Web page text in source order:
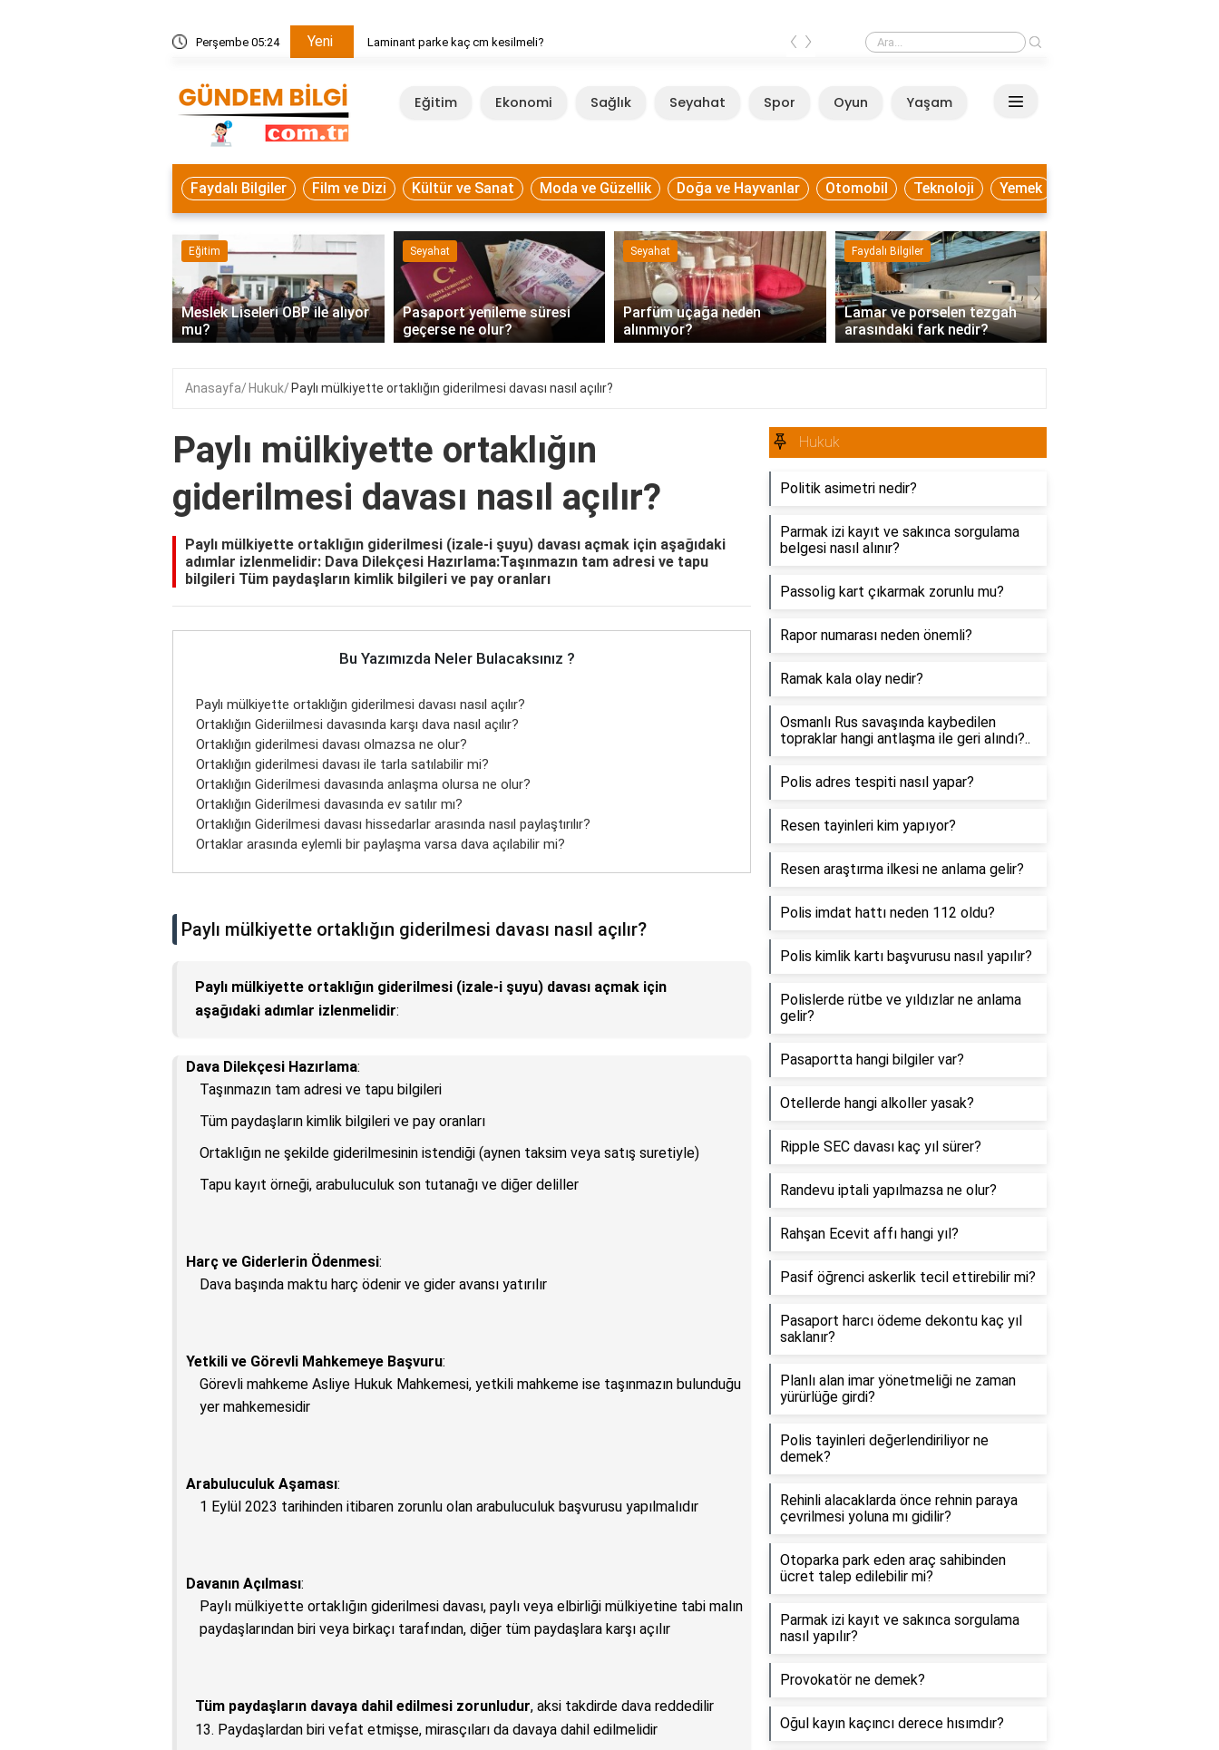
Perşembe 05:24 Yeni Laminant parke kaç cm kesilmeli? Lamar ve porselen tezgah arasındaki fark nedir?
‹ ›
Eğitim Ekonomi Sağlık Seyahat Spor Oyun Yaşam
Faydalı Bilgiler Film ve Dizi Kültür ve Sanat Moda ve Güzellik Doğa ve Hayvanlar Otomobil Teknoloji Yemek
Eğitim
Meslek Liseleri OBP ile alıyor
mu?
Seyahat
Pasaport yenileme süresi
geçerse ne olur?
Seyahat
Parfüm uçağa neden
alınmıyor?
Faydalı Bilgiler
Lamar ve porselen tezgah
arasındaki fark nedir?
‹ ›
Anasayfa Hukuk Paylı mülkiyette ortaklığın giderilmesi davası nasıl açılır?
Paylı mülkiyette ortaklığın
giderilmesi davası nasıl açılır?
Paylı mülkiyette ortaklığın giderilmesi (izale-i şuyu) davası açmak için aşağıdaki
adımlar izlenmelidir: Dava Dilekçesi Hazırlama:Taşınmazın tam adresi ve tapu
bilgileri Tüm paydaşların kimlik bilgileri ve pay oranları
Bu Yazımızda Neler Bulacaksınız ?
Paylı mülkiyette ortaklığın giderilmesi davası nasıl açılır?
Ortaklığın Gideriilmesi davasında karşı dava nasıl açılır?
Ortaklığın giderilmesi davası olmazsa ne olur?
Ortaklığın giderilmesi davası ile tarla satılabilir mi?
Ortaklığın Giderilmesi davasında anlaşma olursa ne olur?
Ortaklığın Giderilmesi davasında ev satılır mı?
Ortaklığın Giderilmesi davası hissedarlar arasında nasıl paylaştırılır?
Ortaklar arasında eylemli bir paylaşma varsa dava açılabilir mi?
Paylı mülkiyette ortaklığın giderilmesi davası nasıl açılır?
Paylı mülkiyette ortaklığın giderilmesi (izale-i şuyu) davası açmak için
aşağıdaki adımlar izlenmelidir:
Dava Dilekçesi Hazırlama:
Taşınmazın tam adresi ve tapu bilgileri
Tüm paydaşların kimlik bilgileri ve pay oranları
Ortaklığın ne şekilde giderilmesinin istendiği (aynen taksim veya satış suretiyle)
Tapu kayıt örneği, arabuluculuk son tutanağı ve diğer deliller
Harç ve Giderlerin Ödenmesi:
Dava başında maktu harç ödenir ve gider avansı yatırılır
Yetkili ve Görevli Mahkemeye Başvuru:
Görevli mahkeme Asliye Hukuk Mahkemesi, yetkili mahkeme ise taşınmazın bulunduğu
yer mahkemesidir
Arabuluculuk Aşaması:
1 Eylül 2023 tarihinden itibaren zorunlu olan arabuluculuk başvurusu yapılmalıdır
Davanın Açılması:
Paylı mülkiyette ortaklığın giderilmesi davası, paylı veya elbirliği mülkiyetine tabi malın
paydaşlarından biri veya birkaçı tarafından, diğer tüm paydaşlara karşı açılır
Tüm paydaşların davaya dahil edilmesi zorunludur, aksi takdirde dava reddedilir
13. Paydaşlardan biri vefat etmişse, mirasçıları da davaya dahil edilmelidir
Hukuk
Politik asimetri nedir?
Parmak izi kayıt ve sakınca sorgulama
belgesi nasıl alınır?
Passoli̇g kart çıkarmak zorunlu mu?
Rapor numarası neden önemli?
Ramak kala olay nedir?
Osmanlı Rus savaşında kaybedilen
topraklar hangi antlaşma ile geri alındı?..
Polis adres tespiti nasıl yapar?
Resen tayinleri kim yapıyor?
Resen araştırma ilkesi ne anlama gelir?
Polis imdat hattı neden 112 oldu?
Polis kimlik kartı başvurusu nasıl yapılır?
Polislerde rütbe ve yıldızlar ne anlama
gelir?
Pasaportta hangi bilgiler var?
Otellerde hangi alkoller yasak?
Ripple SEC davası kaç yıl sürer?
Randevu iptali yapılmazsa ne olur?
Rahşan Ecevit affı hangi yıl?
Pasif öğrenci askerlik tecil ettirebilir mi?
Pasaport harcı ödeme dekontu kaç yıl
saklanır?
Planlı alan imar yönetmeliği ne zaman
yürürlüğe girdi?
Polis tayinleri değerlendiriliyor ne
demek?
Rehinli alacaklarda önce rehnin paraya
çevrilmesi yoluna mı gidilir?
Otoparka park eden araç sahibinden
ücret talep edilebilir mi?
Parmak izi kayıt ve sakınca sorgulama
nasıl yapılır?
Provokatör ne demek?
Oğul kayın kaçıncı derece hısımdır?